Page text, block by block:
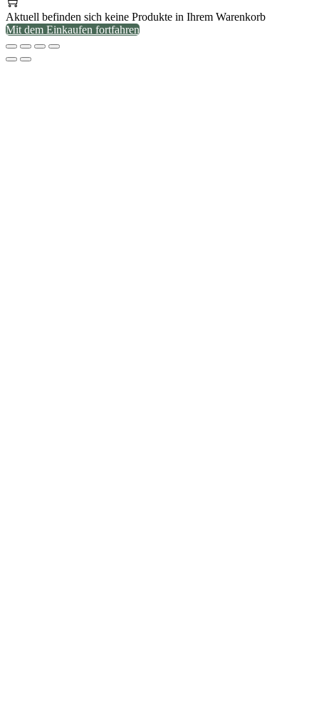
Aktuell befinden sich keine Produkte in Ihrem Warenkorb
Mit dem Einkaufen fortfahren